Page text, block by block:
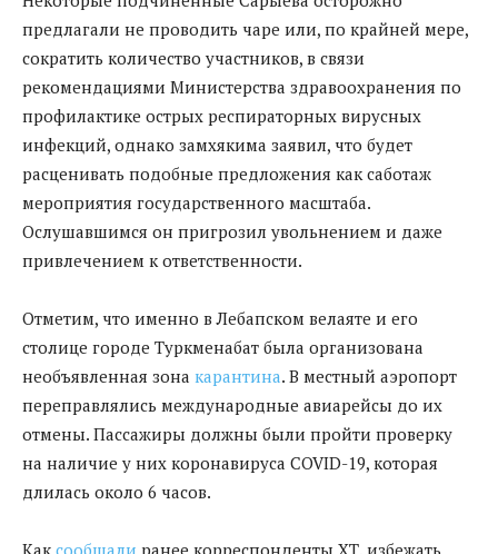
предлагали не проводить чаре или, по крайней мере,
сократить количество участников, в связи
рекомендациями Министерства здравоохранения по
профилактике острых респираторных вирусных
инфекций, однако замхякима заявил, что будет
расценивать подобные предложения как саботаж
мероприятия государственного масштаба.
Ослушавшимся он пригрозил увольнением и даже
привлечением к ответственности.
Отметим, что именно в Лебапском велаяте и его
столице городе Туркменабат была организована
необъявленная зона карантина. В местный аэропорт
переправлялись международные авиарейсы до их
отмены. Пассажиры должны были пройти проверку
на наличие у них коронавируса COVID-19, которая
длилась около 6 часов.
Как сообщали ранее корреспонденты ХТ, избежать